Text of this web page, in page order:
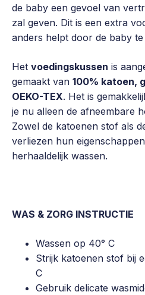
de baby een gevoel van
zal geven. Dit is een extra
anders helpt door de baby te
Het voedingskussen is
gemaakt van 100% katoen,
OEKO-TEX. Het is
je nu alleen de afneembare
Zowel de katoenen stof als
verliezen hun
herhaaldelijk wassen.
WAS & ZORG INSTRUCTIE
Wassen op 40° C
Strijk katoenen stof bij
C
Gebruik delicate